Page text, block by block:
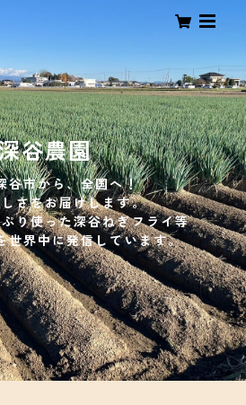
谷農園
谷市から、全国へ！
さをお届けします。
り使った深谷ねぎフライ等
世界中に発信しています。